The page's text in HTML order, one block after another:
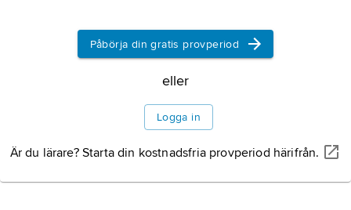
Påbörja din gratis provperiod
eller
Logga in
Är du lärare? Starta din kostnadsfria provperiod härifrån.